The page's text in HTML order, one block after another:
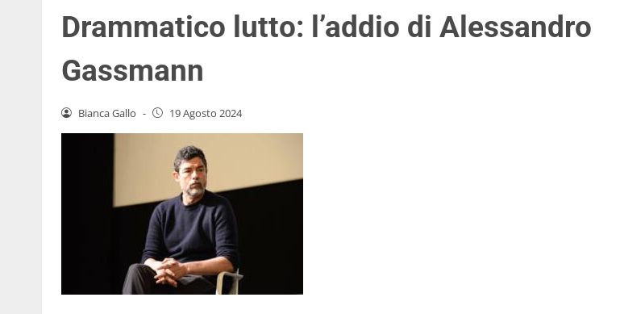
Drammatico lutto: l’addio di Alessandro
Gassmann
Bianca Gallo - 19 Agosto 2024